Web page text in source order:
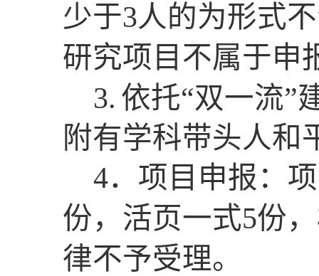
少于3人的为形式
研究项目不属于申
3. 依托“双一流”
附有学科带头人和
4．项目申报：
份，活页一式5份，
律不予受理。